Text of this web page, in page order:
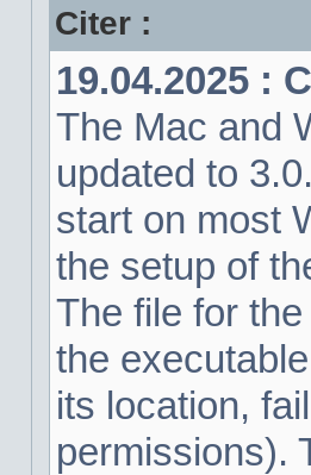
Citer :
19.04.2025 :
The Mac and
updated to
start on most
the setup of
The file for
the
its location,
permissions).